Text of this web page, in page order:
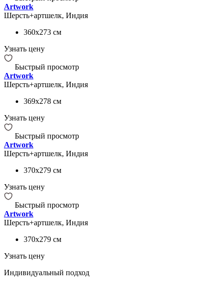
Artwork
Шерсть+артшелк, Индия
360x273 см
Узнать цену
Быстрый просмотр
Artwork
Шерсть+артшелк, Индия
369x278 см
Узнать цену
Быстрый просмотр
Artwork
Шерсть+артшелк, Индия
370x279 см
Узнать цену
Быстрый просмотр
Artwork
Шерсть+артшелк, Индия
370x279 см
Узнать цену
Индивидуальный подход